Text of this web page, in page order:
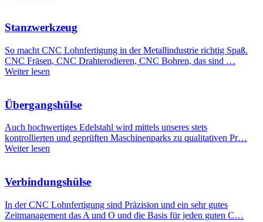
Stanzwerkzeug
So macht CNC Lohnfertigung in der Metallindustrie richtig Spaß.
CNC Fräsen, CNC Drahterodieren, CNC Bohren, das sind …
Weiter lesen
Übergangshülse
Auch hochwertiges Edelstahl wird mittels unseres stets
kontrollierten und geprüften Maschinenparks zu qualitativen Pr…
Weiter lesen
Verbindungshülse
In der CNC Lohnfertigung sind Präzision und ein sehr gutes
Zeitmanagement das A und O und die Basis für jeden guten C…